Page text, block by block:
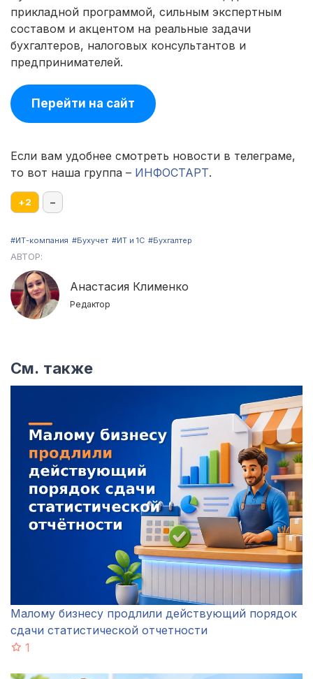
прикладной программой, сильным экспертным
составом и акцентом на реальные задачи
бухгалтеров, налоговых консультантов и
предпринимателей.
Перейти на сайт
Если вам удобнее смотреть новости в телеграме,
то вот наша группа – ИНФОСТАРТ.
+2 –
#ИТ-компания #Бухучет #ИТ и 1С #Бухгалтер
АВТОР:
Анастасия Клименко
Редактор
См. также
Малому бизнесу продлили действующий порядок
сдачи статистической отчетности
1